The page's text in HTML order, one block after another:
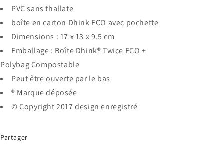
PVC sansthallate
boîte en carton Dhink ECO avec pochette
Dimensions : 17 x 13 x 9.5 cm
Emballage : Boîte Dhink®Twice ECO +
Polybag Compostable
Peut être ouverte par le bas
® Marque déposée
© Copyright 2017 design enregistré
Partager